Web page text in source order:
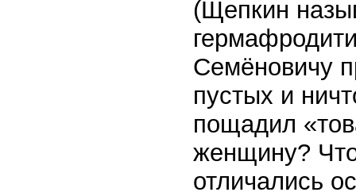
(Щепкин
Семёновичу
пустых и
пощадил
женщину?
отличались